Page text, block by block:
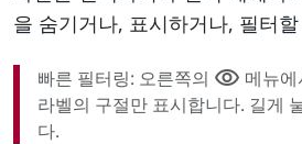
을 숨기거나, 표시하거나, 필터
빠른 필터링: 오른쪽의 visibility 메뉴
라벨의 구절만 표시합니다. 길게
다.